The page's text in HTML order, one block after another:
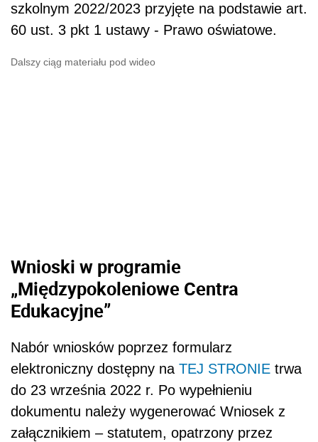
szkolnym 2022/2023 przyjęte na podstawie art.
60 ust. 3 pkt 1 ustawy - Prawo oświatowe.
Dalszy ciąg materiału pod wideo
Wnioski w programie
„Międzypokoleniowe Centra
Edukacyjne”
Nabór wniosków poprzez formularz
elektroniczny dostępny na TEJ STRONIE trwa
do 23 września 2022 r. Po wypełnieniu
dokumentu należy wygenerować Wniosek z
załącznikiem – statutem, opatrzony przez